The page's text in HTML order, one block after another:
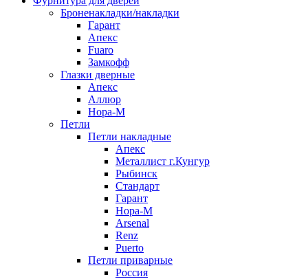
Броненакладки/накладки
Гарант
Апекс
Fuaro
Замкофф
Глазки дверные
Апекс
Аллюр
Нора-М
Петли
Петли накладные
Апекс
Металлист г.Кунгур
Рыбинск
Стандарт
Гарант
Нора-М
Arsenal
Renz
Puerto
Петли приварные
Россия